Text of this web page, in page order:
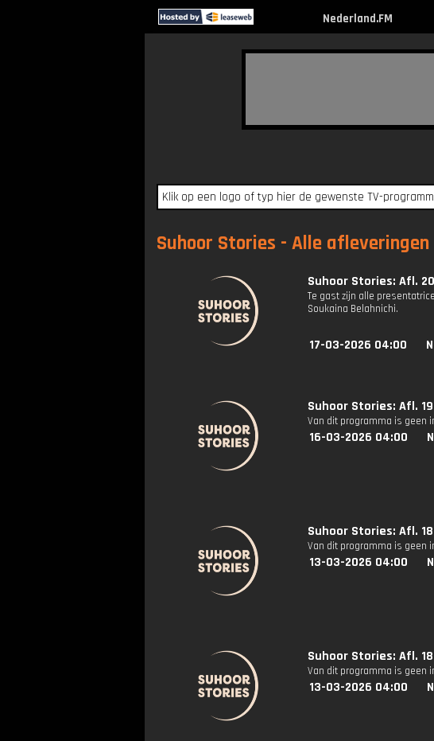
Nederland.FM
Suhoor Stories - Alle afleveringen
Suhoor Stories: Afl. 20
Te gast zijn alle
Soukaina Belahnichi.
17-03-2026 04:00
Suhoor Stories: Afl. 19
Van dit programma is geen
16-03-2026 04:00
Suhoor Stories: Afl. 18
Van dit programma is geen
13-03-2026 04:00
Suhoor Stories: Afl. 18
Van dit programma is geen
13-03-2026 04:00